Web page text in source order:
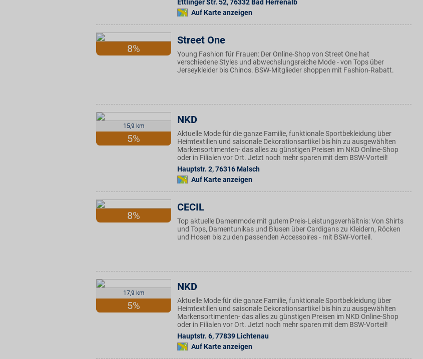
Ettlinger Str. 52,76332 Bad Herrenalb
Auf Karte anzeigen
8%
Street One
Young Fashion für Frauen: Der Online-Shop von Street One hat
verschiedene Styles und abwechslungsreiche Mode - von Tops über
Jerseykleider bis Chinos. BSW-Mitglieder shoppen mit Fashion-Rabatt.
15,9 km
5%
NKD
Aktuelle Mode für die ganze Familie, funktionale Sportbekleidung über
Heimtextilien und saisonale Dekorationsartikel bis hin zu ausgewählten
Markensortimenten- das alles zu günstigen Preisen im NKD Online-Shop
oder in Filialen vor Ort. Jetzt noch mehr sparen mit dem BSW-Vorteil!
Hauptstr. 2,76316 Malsch
Auf Karte anzeigen
8%
CECIL
Top aktuelle Damenmode mit gutem Preis-Leistungsverhältnis: Von Shirts
und Tops, Damentunikas und Blusen über Cardigans zu Kleidern, Röcken
und Hosen bis zu den passenden Accessoires - mit BSW-Vorteil.
17,9 km
5%
NKD
Aktuelle Mode für die ganze Familie, funktionale Sportbekleidung über
Heimtextilien und saisonale Dekorationsartikel bis hin zu ausgewählten
Markensortimenten- das alles zu günstigen Preisen im NKD Online-Shop
oder in Filialen vor Ort. Jetzt noch mehr sparen mit dem BSW-Vorteil!
Hauptstr. 6,77839 Lichtenau
Auf Karte anzeigen